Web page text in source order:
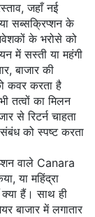
जहाँ नई
सब्सक्रिप्शन के
के भरोसे को
में सस्ती या महंगी
,बाजार की
कवर करता है
तत्वों का मिलन
से रिटर्न चाहता
को स्पष्ट करता
वाले Canara
या महिंद्रा
हैं। साथ ही
बाजार में लगातार